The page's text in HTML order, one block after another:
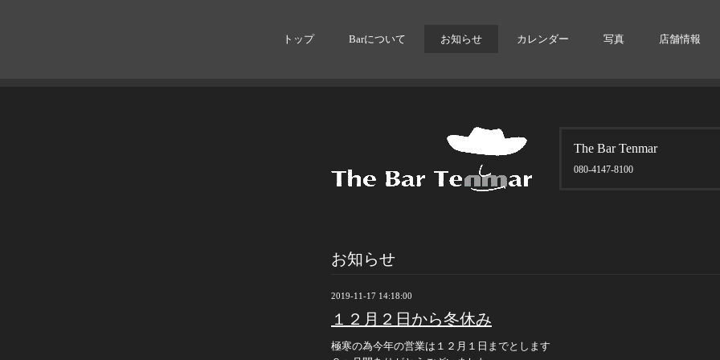
トップ Barについて お知らせ カレンダー 写真 店舗情報
The Bar Tenmar
080-4147-8100
お知らせ
2019-11-17 14:18:00
１２月２日から冬休み
極寒の為今年の営業は１２月１日までとします